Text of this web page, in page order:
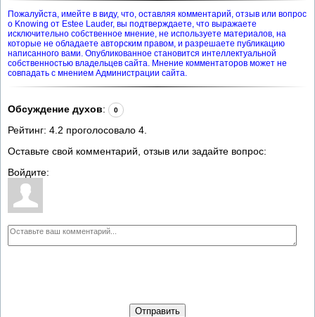
Пожалуйста, имейте в виду, что, оставляя комментарий, отзыв или вопрос
о Knowing от Estee Lauder, вы подтверждаете, что выражаете
исключительно собственное мнение, не используете материалов, на
которые не обладаете авторским правом, и разрешаете публикацию
написанного вами. Опубликованное становится интеллектуальной
собственностью владельцев сайта. Мнение комментаторов может не
совпадать с мнением Администрации сайта.
Обсуждение духов: 0
Рейтинг: 4.2 проголосовало 4
Оставьте свой комментарий, отзыв или задайте вопрос:
Войдите:
Отправить